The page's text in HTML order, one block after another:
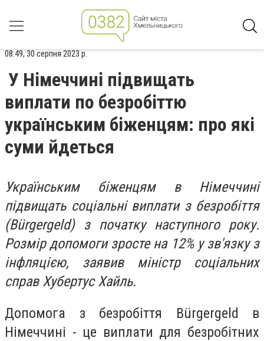
08:49, 30 серпня 2023 р.
У Німеччині підвищать
виплати по безробіттю
українським біженцям: про які
суми йдеться
Українським біженцям в Німеччині
підвищать соціальні виплати з безробіття
(Bürgergeld) з початку наступного року.
Розмір допомоги зросте на 12% у зв'язку з
інфляцією, заявив міністр соціальних
справ Хубертус Хайль.
Допомога з безробіття Bürgergeld в
Німеччині - це виплати для безробітних